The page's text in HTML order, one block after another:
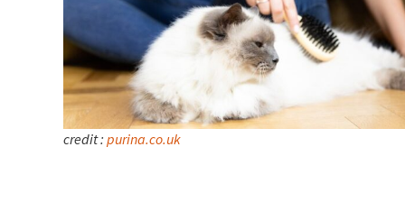
credit : purina.co.uk